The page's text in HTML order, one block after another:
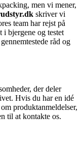
men vi mener,
skriver vi
team har rejst på
i bjergene og testet
råd og
der deler
Hvis du har en idé
produktanmeldelser,
til at kontakte os.